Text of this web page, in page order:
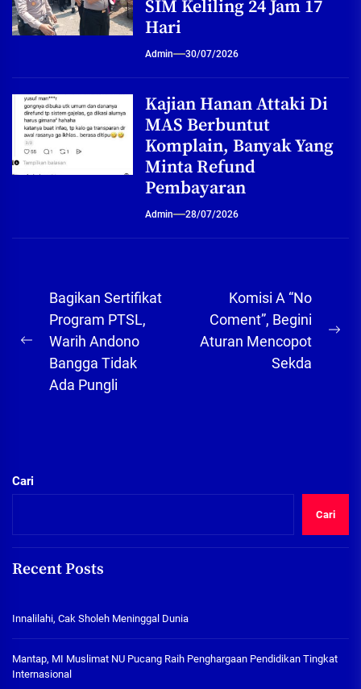
SIM Keliling 24 Jam 17
Hari
Admin 30/07/2026
Kajian Hanan Attaki Di
MAS Berbuntut
Komplain, Banyak Yang
Minta Refund
Pembayaran
Admin 28/07/2026
Navigasi
pos
Previous
post:
Bagikan Sertifikat
Program PTSL,
Warih Andono
Bangga Tidak
Ada Pungli
Komisi A “No
Coment”, Begini
Aturan Mencopot
Sekda
Cari
Cari
Recent Posts
Innalilahi, Cak Sholeh Meninggal Dunia
Mantap, MI Muslimat NU Pucang Raih Penghargaan Pendidikan Tingkat
Internasional